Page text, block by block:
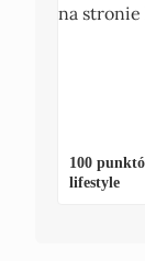
100
lifestyle